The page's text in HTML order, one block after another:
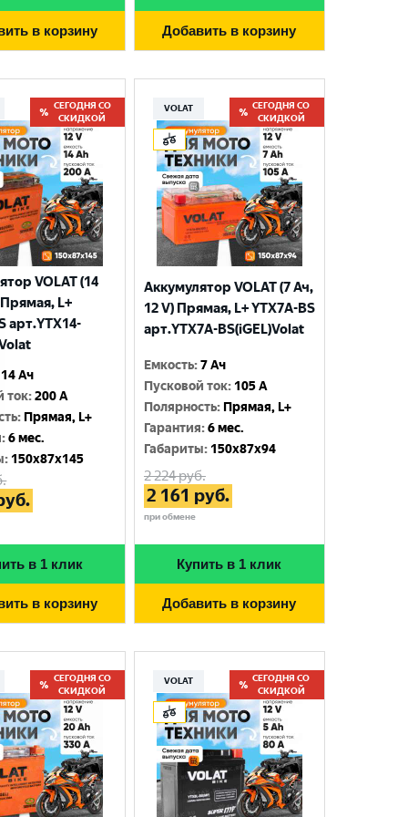
в корзину Добавить в корзину
СЕГОДНЯ СО
СКИДКОЙ
VOLAT (14
L+
арт.YTX14-
14 Ач
ток:200 A
: Прямая, L+
:6 мес.
: 150x87x145
в 1 клик
в корзину
VOLAT
СЕГОДНЯ СО
СКИДКОЙ
Аккумулятор VOLAT (7 Ач,
12 V) Прямая, L+ YTX7A-BS
арт.YTX7A-BS(iGEL)Volat
Емкость:7 Ач
Пусковой ток: 105 A
Полярность: Прямая, L+
Гарантия:6 мес.
Габариты: 150x87x94
2 224руб.
2 161 руб.
при обмене
Купить в 1 клик
Добавить в корзину
СЕГОДНЯ СО
СКИДКОЙ
VOLAT
СЕГОДНЯ СО
СКИДКОЙ